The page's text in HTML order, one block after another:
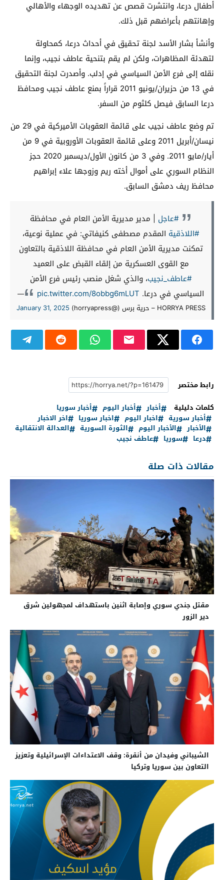
أطفال درعا، وانتشرت قصص عن تهديده الوجهاء والأهالي
وإهانتهم بأعراضهم قبل ذلك.
وأنشأ بشار الأسد لجنة تحقيق في أحداث درعا، كمحاولة
لتهدئة المظاهرات، ولكن لم يقم بتنحية عاطف نجيب، وإنما
نقله إلى فرع الأمن السياسي في إدلب. وأصدرت لجنة التحقيق
في 13 من حزيران/يونيو 2011 قراراً بمنع عاطف نجيب ومحافظ
درعا السابق فيصل كلثوم من السفر.
تم وضع عاطف نجيب على قائمة العقوبات الأميركية في 29 من
نيسان/أبريل 2011 وعلى قائمة العقوبات الأوروبية في 9 من
أيار/مايو 2011. وفي 3 من كانون الأول/ديسمبر 2020 حجز
النظام السوري على أموال أخته ريم وزوجها علاء إبراهيم
محافظ ريف دمشق السابق.
#عاجل | مدير مديرية الأمن العام في محافظة
#اللاذقية المقدم مصطفى كنيفاتي: في عملية نوعية،
تمكنت مديرية الأمن العام في محافظة اللاذقية بالتعاون
مع القوى العسكرية من إلقاء القبض على العميد
#عاطف_نجيب، والذي شغل منصب رئيس فرع الأمن
السياسي في درعا. pic.twitter.com/8obbg6mLUT
—
HORRYA PRESS – حرية برس (@horryapress)
January 31, 2025
رابط مختصر
كلمات دليلية
أخبار أخبار اليوم
أخبار سوريا
أخبار سورية
اخبار اليوم اخبار سوريا
اخر الاخبار
الأخبار
الأخبار اليوم الثورة السورية
العدالة الانتقالية
درعا
سوريا عاطف نجيب
مقالات ذات صلة
مقتل جندي سوري وإصابة اثنين باستهداف لمجهولين شرق
دير الزور
الشيباني وفيدان من أنقرة: وقف الاعتداءات الإسرائيلية وتعزيز
التعاون بين سوريا وتركيا